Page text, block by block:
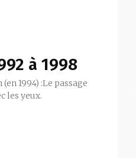
à 1998
les yeux.